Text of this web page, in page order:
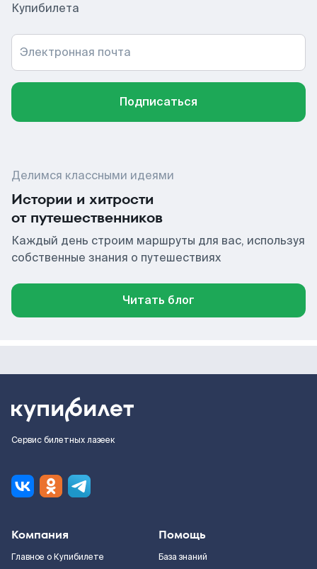
Купибилета
Электронная почта
Подписаться
Делимся классными идеями
Истории и хитрости
от путешественников
Каждый день строим маршруты для вас, используя
собственные знания о путешествиях
Читать блог
Сервис билетных лазеек
Компания
Главное о Купибилете
Помощь
База знаний